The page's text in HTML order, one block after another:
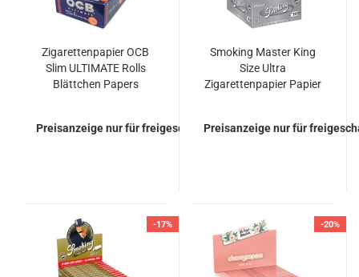
Zigarettenpapier OCB
Slim ULTIMATE Rolls
Blättchen Papers
Preisanzeige nur für freigeschaltete Kunden
Smoking Master King
Size Ultra
Zigarettenpapier Papier
Preisanzeige nur für
-17% -20%